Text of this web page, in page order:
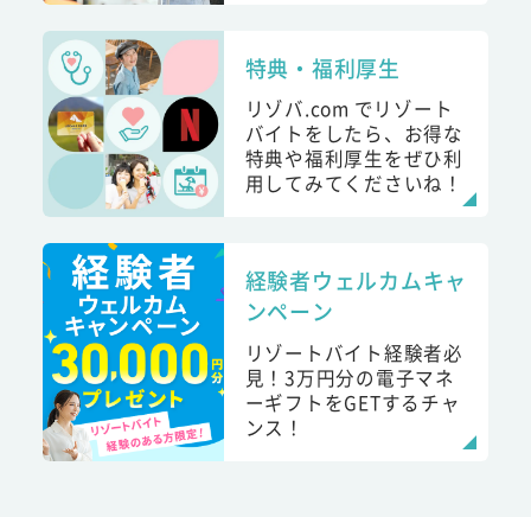
特典・福利厚生
リゾバ.com でリゾート
バイトをしたら、お得な
特典や福利厚生をぜひ利
用してみてくださいね！
経験者ウェルカムキャ
ンペーン
リゾートバイト経験者必
見！3万円分の電子マネ
ーギフトをGETするチャ
ンス！